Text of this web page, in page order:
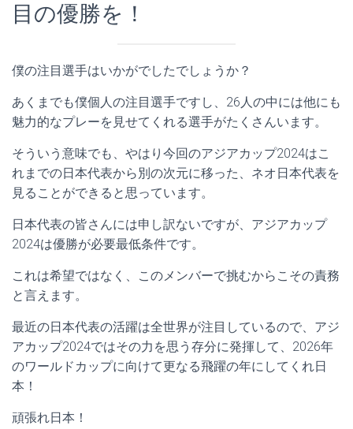
目の優勝を！
僕の注目選手はいかがでしたでしょうか？
あくまでも僕個人の注目選手ですし、26人の中には他にも
魅力的なプレーを見せてくれる選手がたくさんいます。
そういう意味でも、やはり今回のアジアカップ2024はこ
れまでの日本代表から別の次元に移った、ネオ日本代表を
見ることができると思っています。
日本代表の皆さんには申し訳ないですが、アジアカップ
2024は優勝が必要最低条件です。
これは希望ではなく、このメンバーで挑むからこその責務
と言えます。
最近の日本代表の活躍は全世界が注目しているので、アジ
アカップ2024ではその力を思う存分に発揮して、2026年
のワールドカップに向けて更なる飛躍の年にしてくれ日
本！
頑張れ日本！